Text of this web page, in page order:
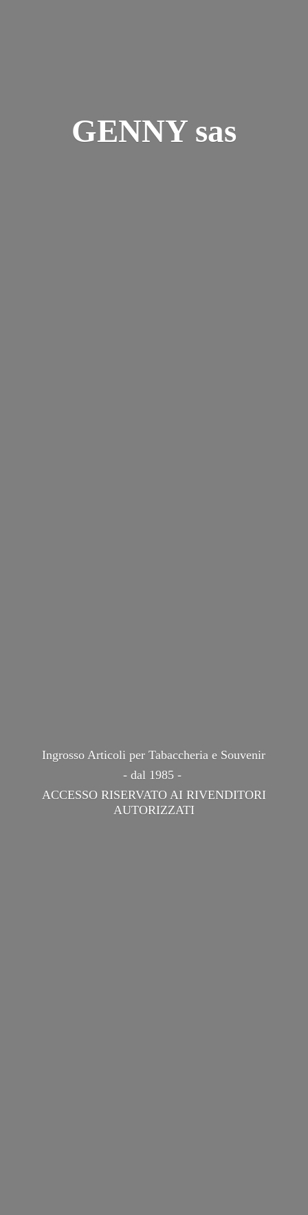
GENNY sas
Ingrosso Articoli per Tabaccheria e Souvenir
- dal 1985 -
ACCESSO RISERVATO AI RIVENDITORI
AUTORIZZATI